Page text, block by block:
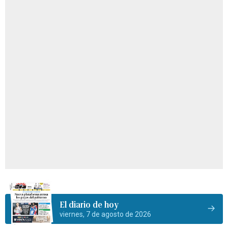
El diario de hoy
viernes, 7 de agosto de 2026